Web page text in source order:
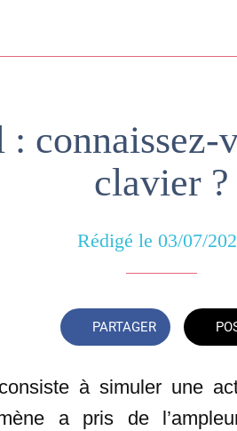
connaissez-
clavier ?
Rédigé le 03/07/
PARTAGER
à simuler une
a pris de